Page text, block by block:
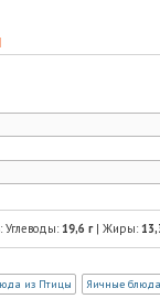
Углеводы: 19,6 г| Жиры:
из Птицы Яичные блюда